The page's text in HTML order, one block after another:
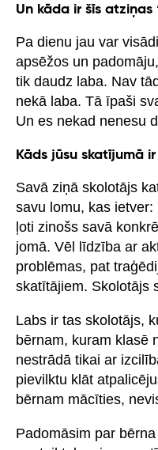
Un kāda ir šīs atziņas
Pa dienu jau var
apsēžos un
tik daudz laba. Nav
nekā laba. Tā īpaši
Un es nekad nenesu
Kāds jūsu skatījumā
Savā ziņā skolotājs
savu lomu, kas
ļoti zinošs savā
jomā. Vēl līdzība ar
problēmas, pat
skatītājiem. Skolotājs
Labs ir tas skolotājs,
bērnam, kuram klasē
nestrādā tikai ar
pievilktu klāt
bērnam mācīties,
Padomāsim par